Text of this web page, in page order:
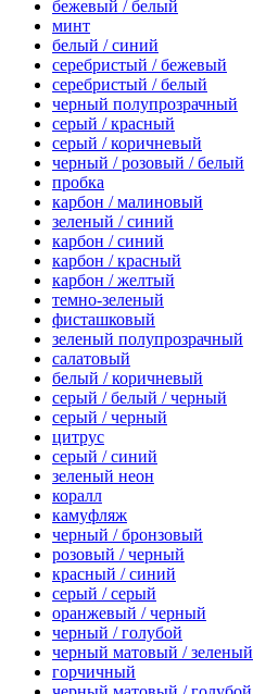
бежевый / белый
минт
белый / синий
серебристый / бежевый
серебристый / белый
черный полупрозрачный
серый / красный
серый / коричневый
черный / розовый / белый
пробка
карбон / малиновый
зеленый / синий
карбон / синий
карбон / красный
карбон / желтый
темно-зеленый
фисташковый
зеленый полупрозрачный
салатовый
белый / коричневый
серый / белый / черный
серый / черный
цитрус
серый / синий
зеленый неон
коралл
камуфляж
черный / бронзовый
розовый / черный
красный / синий
серый / серый
оранжевый / черный
черный / голубой
черный матовый / зеленый
горчичный